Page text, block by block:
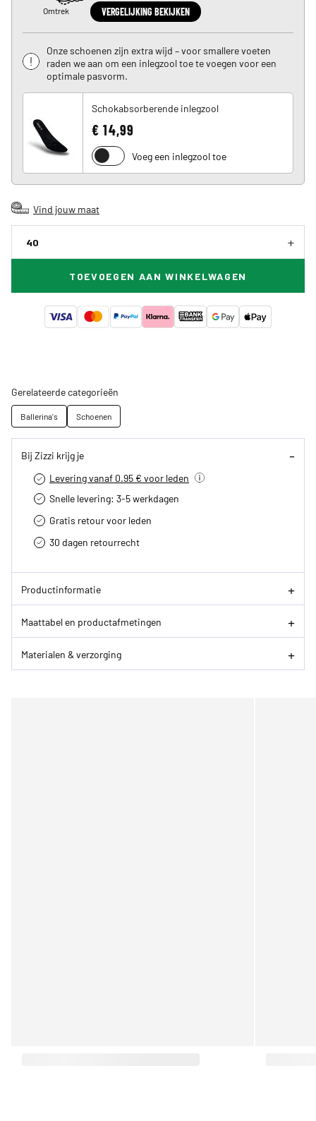
Omtrek VERGELIJKING BEKIJKEN
Onze schoenen zijn extra wijd – voor smallere voeten
raden we aan om een inlegzool toe te voegen voor een
optimale pasvorm.
Schokabsorberende inlegzool
€ 14,99
Voeg een inlegzool toe
Vind jouw maat
40
TOEVOEGEN AAN WINKELWAGEN
Gerelateerde categorieën
Ballerina's Schoenen
Bij Zizzi krijg je
Levering vanaf 0.95 € voor leden
Snelle levering: 3-5 werkdagen
Gratis retour voor leden
30 dagen retourrecht­
Productinformatie
Maattabel en productafmetingen
Materialen & verzorging